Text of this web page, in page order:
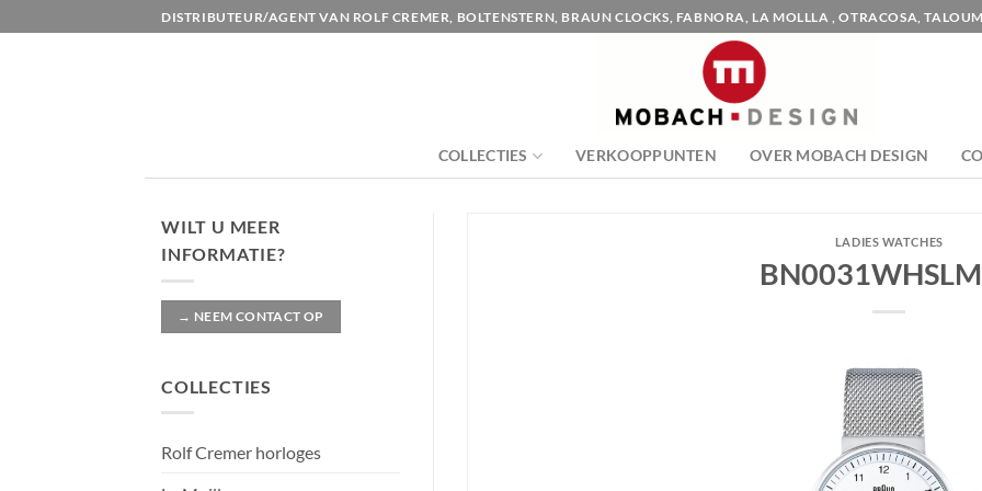
naar
DISTRIBUTEUR/AGENT VAN ROLF CREMER, BOLTENSTERN, BRAUN CLOCKS, FABNORA, LA MOLLLA , OTRACOSA,
COLLECTIES VERKOOPPUNTEN OVER MOBACH DESIGN
WILT U MEER
INFORMATIE?
→ NEEM CONTACT OP
COLLECTIES
Rolf Cremer horloges
LADIES WATCHES